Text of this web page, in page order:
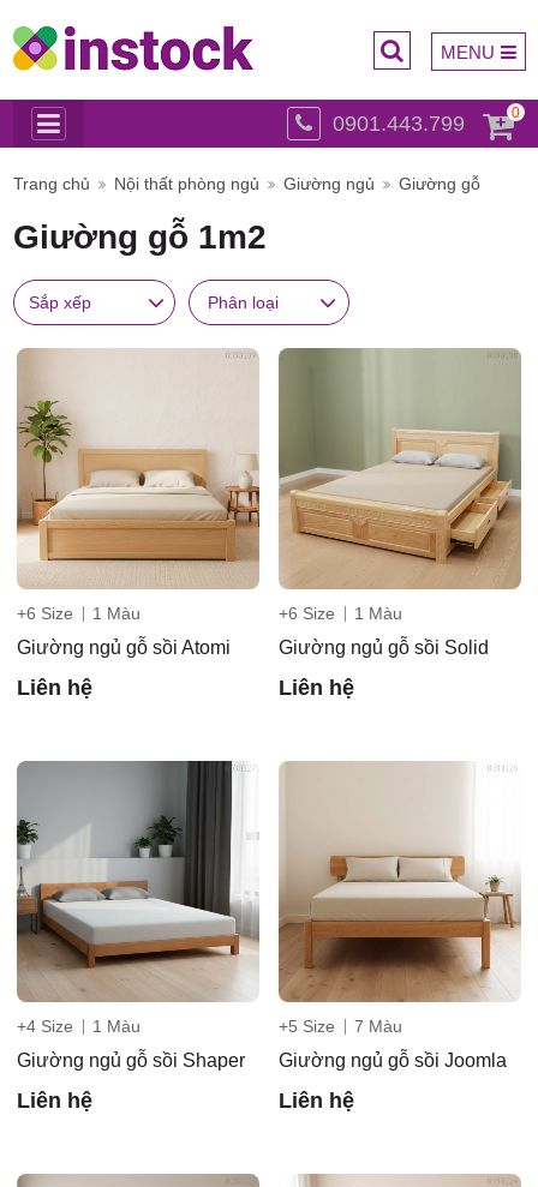
0901.443.799 0
MENU
Trụ sở
chính:
3/6D, ấp
Tiền Lân,
xã Bà
Điểm,
Trang chủ Nội thất phòng ngủ Giường ngủ Giường gỗ
Giường gỗ 1m2
Sắp xếp Phân loại
+6 Size 1 Màu
Giường ngủ gỗ sồi Atomi
Liên hệ
+6 Size 1 Màu
Giường ngủ gỗ sồi Solid
Liên hệ
+4 Size 1 Màu
Giường ngủ gỗ sồi Shaper
Liên hệ
+5 Size 7 Màu
Giường ngủ gỗ sồi Joomla
Liên hệ